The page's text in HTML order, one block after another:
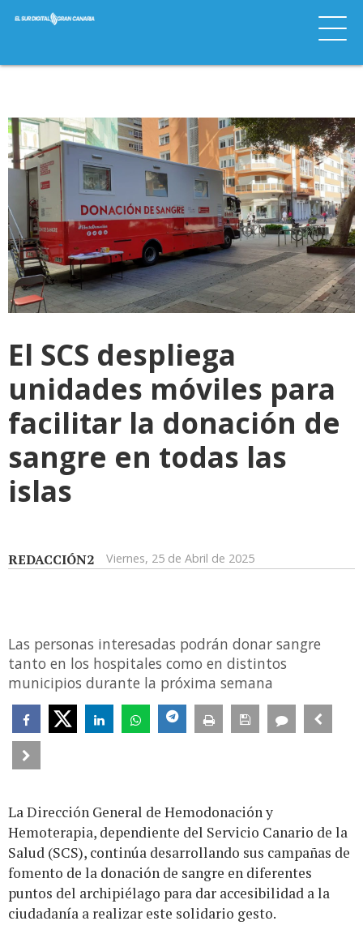
El SCS despliega
unidades móviles para
facilitar la donación de
sangre en todas las
islas
REDACCIÓN2 Viernes, 25 de Abril de 2025
Las personas interesadas podrán donar sangre
tanto en los hospitales como en distintos
municipios durante la próxima semana
La Dirección General de Hemodonación y
Hemoterapia, dependiente del Servicio Canario de la
Salud (SCS), continúa desarrollando sus campañas de
fomento de la donación de sangre en diferentes
puntos del archipiélago para dar accesibilidad a la
ciudadanía a realizar este solidario gesto.